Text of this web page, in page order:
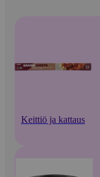
Keittiö ja kattaus